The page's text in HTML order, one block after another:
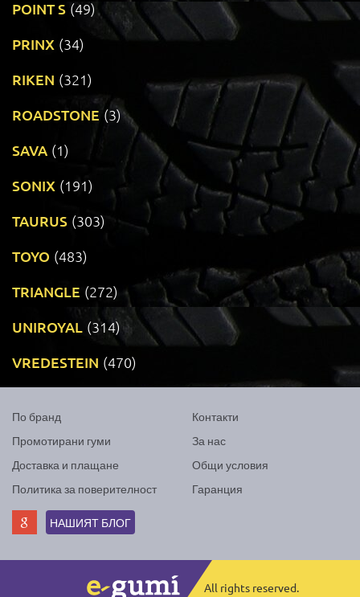
POINT S (49)
PRINX (34)
RIKEN (321)
ROADSTONE (3)
SAVA (1)
SONIX (191)
TAURUS (303)
TOYO (483)
TRIANGLE (272)
UNIROYAL (314)
VREDESTEIN (470)
По бранд
Промотирани гуми
Доставка и плащане
Политика за поверителност
Контакти
За нас
Общи условия
Гаранция
НАШИЯТ БЛОГ
All rights reserved.